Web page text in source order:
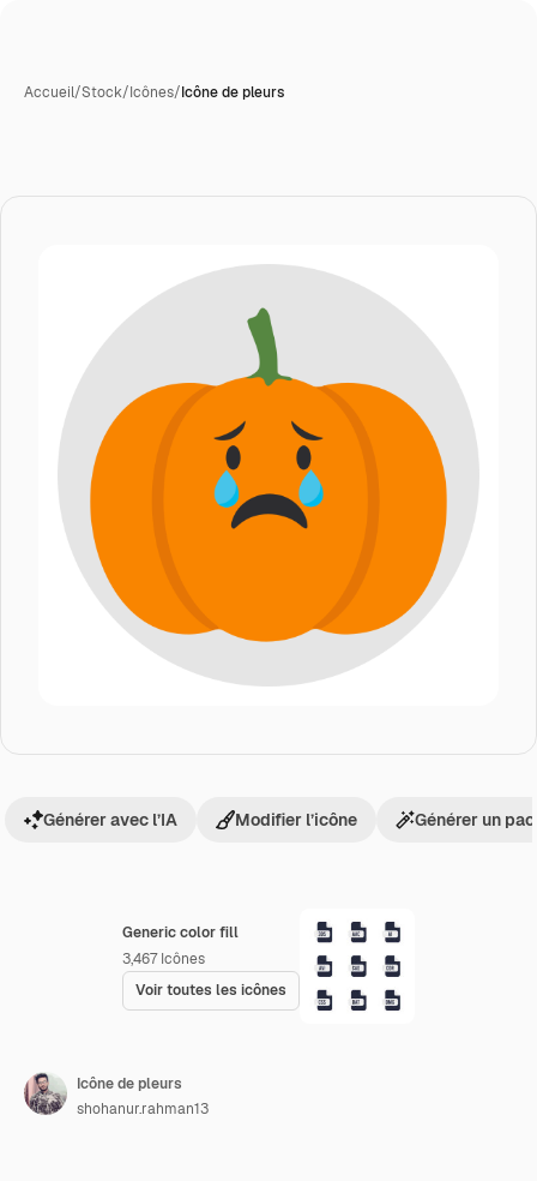
Accueil/Stock/Icônes/Icône de pleurs
Generic color fill
3,467 Icônes
Voir toutes les icônes
Générer avec l’IA Modifier l’icône Générer un
Icône de pleurs
shohanur.rahman13